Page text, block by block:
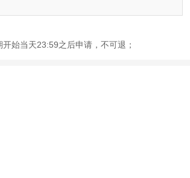
始当天23:59之后申请，不可退；